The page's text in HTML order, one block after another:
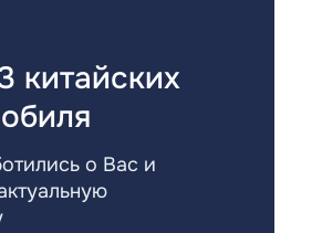
китайских
о Вас и